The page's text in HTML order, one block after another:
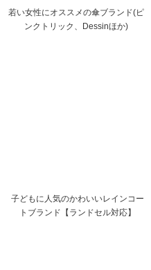
若い女性にオススメの傘ブランド(ピ
ンクトリック、Dessinほか)
子どもに人気のかわいいレインコー
トブランド【ランドセル対応】